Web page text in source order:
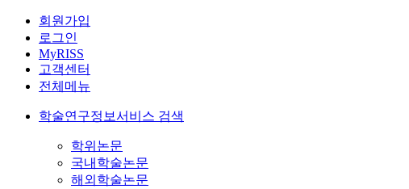
회원가입
로그인
MyRISS
고객센터
전체메뉴
학술연구정보서비스 검색
학위논문
국내학술논문
해외학술논문